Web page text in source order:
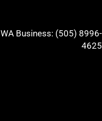
WA Business: (505) 8996-
4625